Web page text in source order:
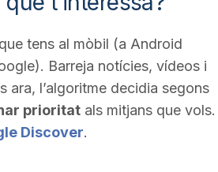
tens al mòbil (a Android
Barreja notícies, vídeos i
ara, l’algoritme decidia segons
prioritatals mitjans que vols.
Discover.